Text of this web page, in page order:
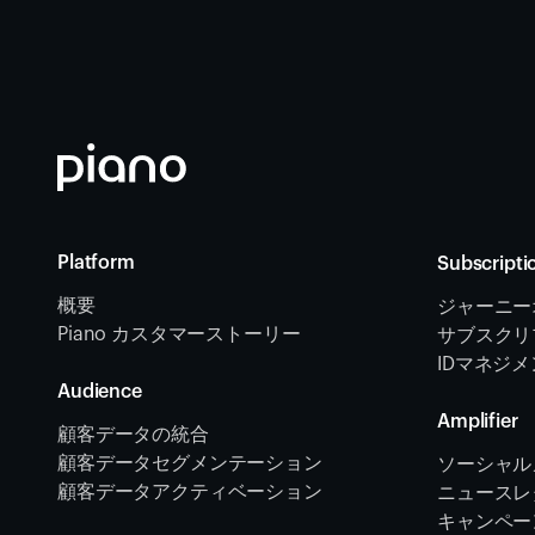
Platform
概要
Piano カスタマーストーリー
Audience
顧客データの統合
顧客データセグメンテーション
顧客データアクティベーション
ジャーニ
サブスク
IDマネジ
Amplifier
ソーシャ
ニュース
キャンペ